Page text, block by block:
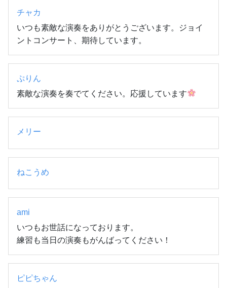
チャカ
いつも素敵な演奏をありがとうございます。ジョイ
ントコンサート、期待しています。
ぷりん
素敵な演奏を奏でてください。応援しています
メリー
ねこうめ
ami
いつもお世話になっております。
練習も当日の演奏もがんばってください！
ピピちゃん